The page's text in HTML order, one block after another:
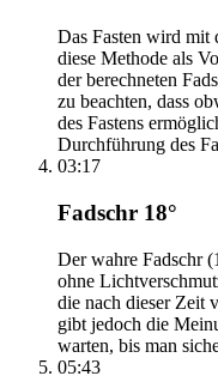
Das Fasten wird mit
diese Methode als
der berechneten
zu beachten, dass
des Fastens
Durchführung des
03:17
Fadschr 18°
Der wahre Fadschr
ohne
die nach dieser Zeit
gibt jedoch die
warten, bis man
05:43